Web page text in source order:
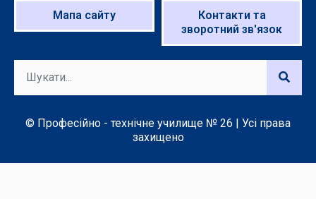
Мапа сайту
Контакти та
зворотний зв'язок
© Професійно - технічне училище № 26 | Усі права
захищено